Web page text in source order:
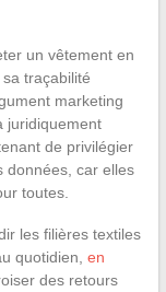
un vêtement en
traçabilité
marketing
juridiquement
de privilégier
données, car elles
toutes.
les filières textiles
quotidien, en
des retours